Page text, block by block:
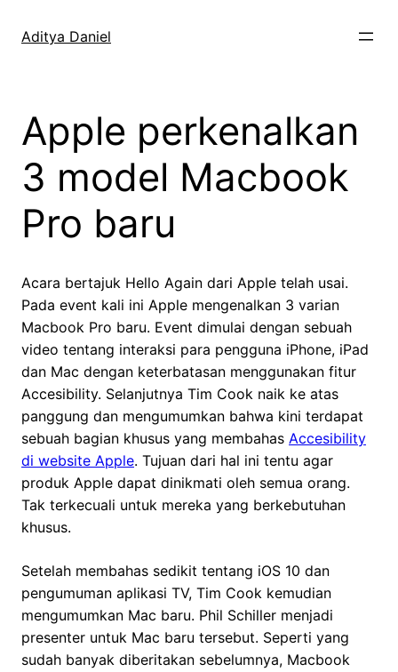
Aditya Daniel
Apple perkenalkan
3 model Macbook
Pro baru
Acara bertajuk Hello Again dari Apple telah usai.
Pada event kali ini Apple mengenalkan 3 varian
Macbook Pro baru. Event dimulai dengan sebuah
video tentang interaksi para pengguna iPhone, iPad
dan Mac dengan keterbatasan menggunakan fitur
Accesibility. Selanjutnya Tim Cook naik ke atas
panggung dan mengumumkan bahwa kini terdapat
sebuah bagian khusus yang membahas Accesibility
di website Apple. Tujuan dari hal ini tentu agar
produk Apple dapat dinikmati oleh semua orang.
Tak terkecuali untuk mereka yang berkebutuhan
khusus.
Setelah membahas sedikit tentang iOS 10 dan
pengumuman aplikasi TV, Tim Cook kemudian
mengumumkan Mac baru. Phil Schiller menjadi
presenter untuk Mac baru tersebut. Seperti yang
sudah banyak diberitakan sebelumnya, Macbook